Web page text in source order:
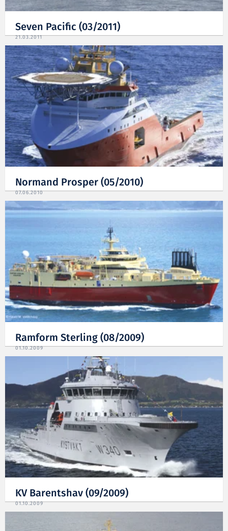
Seven Pacific (03/2011)
21.03.2011
Normand Prosper (05/2010)
07.06.2010
Ramform Sterling (08/2009)
01.10.2009
KV Barentshav (09/2009)
01.10.2009